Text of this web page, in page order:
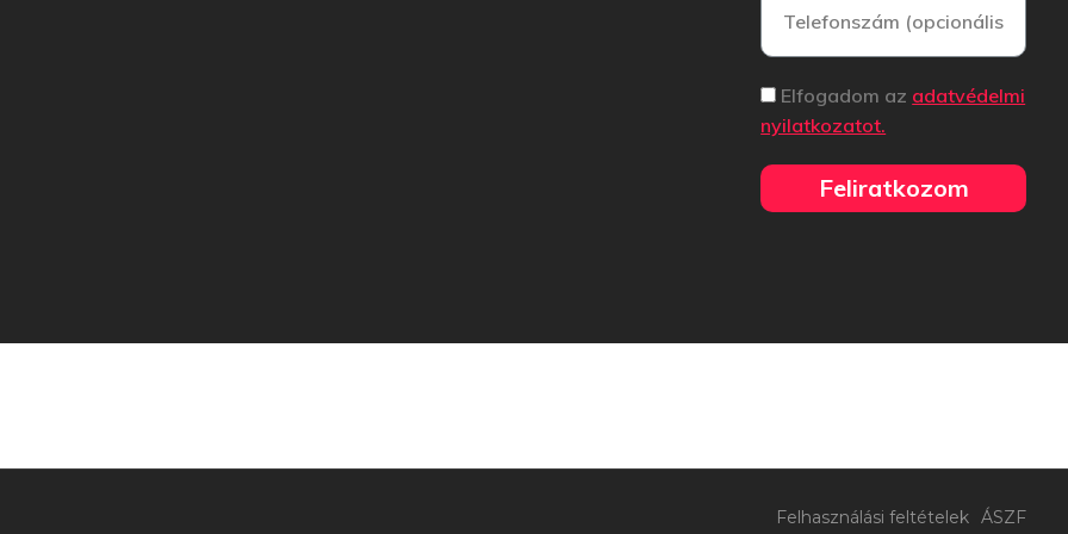
Elfogadom az adatvédelmi
nyilatkozatot.
Feliratkozom
Felhasználási feltételek ÁSZF